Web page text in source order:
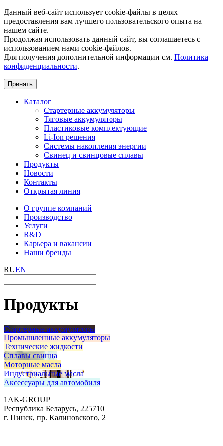
Данный веб-сайт использует cookie-файлы в целях
предоставления вам лучшего пользовательского опыта на
нашем сайте.
Продолжая использовать данный сайт, вы соглашаетесь с
использованием нами cookie-файлов.
Для получения дополнительной информации см. Политика
конфиденциальности.
Принять
Каталог
Стартерные аккумуляторы
Тяговые аккумуляторы
Пластиковые комплектующие
Li-Ion решения
Системы накопления энергии
Свинец и свинцовые сплавы
Продукты
Новости
Контакты
Открытая линия
О группе компаний
Производство
Услуги
R&D
Карьера и вакансии
Наши бренды
RUEN
Продукты
Стартерные аккумуляторы
Промышленные аккумуляторы
Технические жидкости
Сплавы свинца
Моторные масла
Индустриальные масла
Аксессуары для автомобиля
1AK-GROUP
Республика Беларусь, 225710
г. Пинск, пр. Калиновского, 2